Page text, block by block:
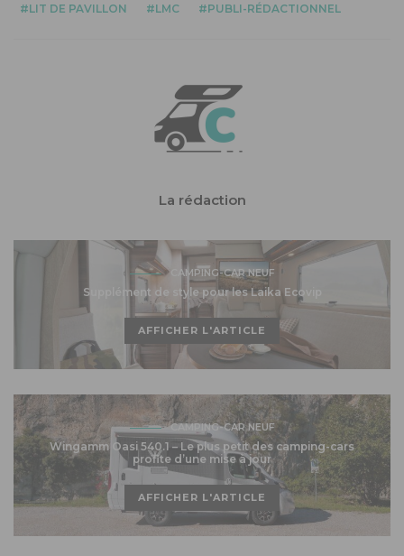
LIT DE PAVILLON
LMC PUBLI-RÉDACTIONNEL
La rédaction
CAMPING-CAR NEUF
Supplément de style pour les Laika Ecovip
AFFICHER L'ARTICLE
CAMPING-CAR NEUF
Wingamm Oasi 540.1 – Le plus petit des camping-cars
profite d’une mise à jour
AFFICHER L'ARTICLE